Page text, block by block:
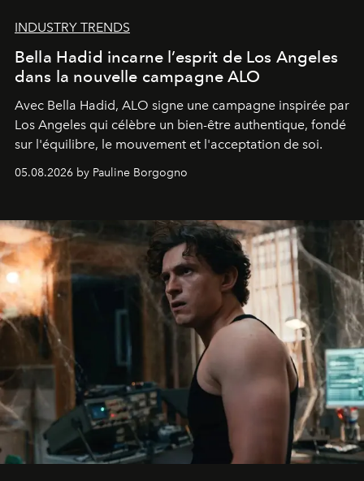
INDUSTRY TRENDS
Bella Hadid incarne l’esprit de Los Angeles
dans la nouvelle campagne ALO
Avec Bella Hadid, ALO signe une campagne inspirée par
Los Angeles qui célèbre un bien-être authentique, fondé
sur l'équilibre, le mouvement et l'acceptation de soi.
05.08.2026 by Pauline Borgogno